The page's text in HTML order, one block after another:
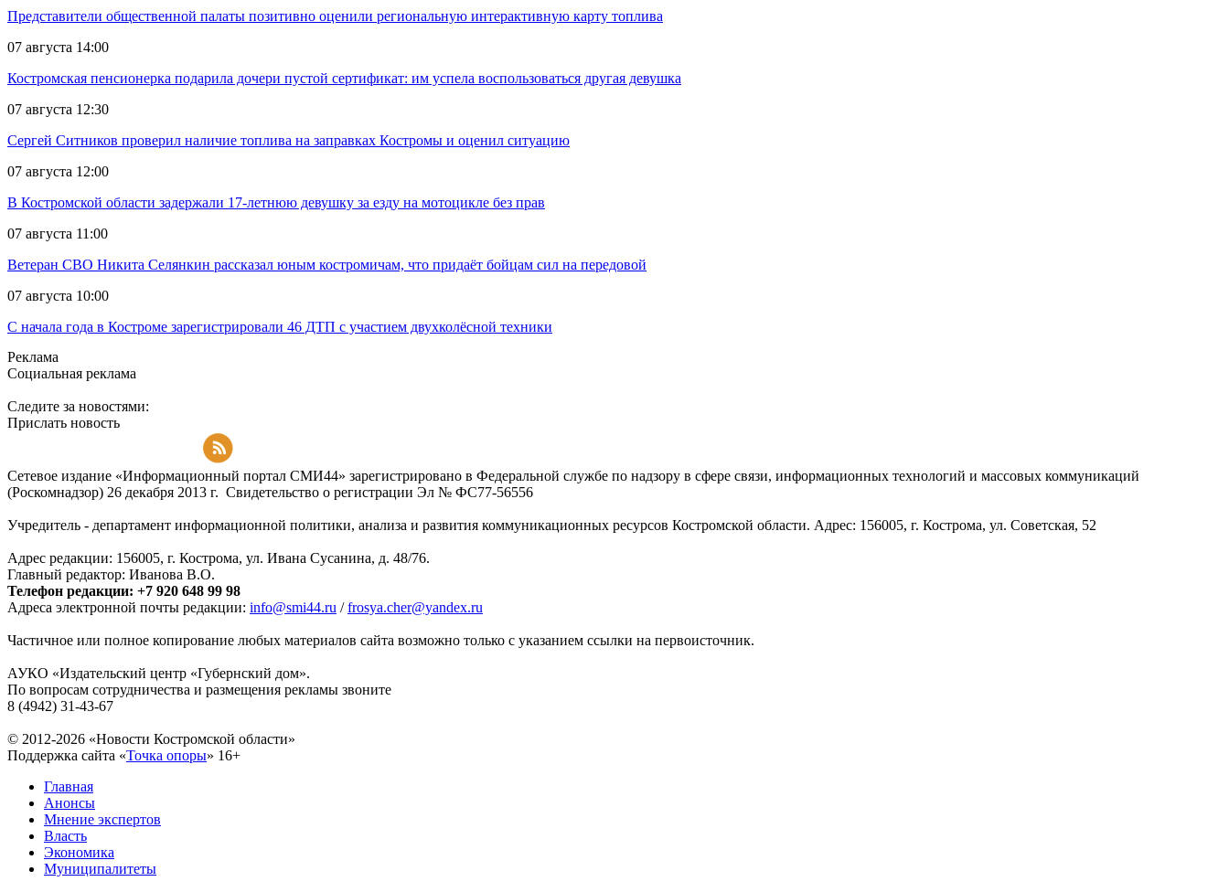
Представители общественной палаты позитивно оценили региональную интерактивную карту топлива
07 августа 14:00
Костромская пенсионерка подарила дочери пустой сертификат: им успела воспользоваться другая девушка
07 августа 12:30
Сергей Ситников проверил наличие топлива на заправках Костромы и оценил ситуацию
07 августа 12:00
В Костромской области задержали 17-летнюю девушку за езду на мотоцикле без прав
07 августа 11:00
Ветеран СВО Никита Селянкин рассказал юным костромичам, что придаёт бойцам сил на передовой
07 августа 10:00
С начала года в Костроме зарегистрировали 46 ДТП с участием двухколёсной техники
Реклама
Социальная реклама
Следите за новостями:
Прислать новость
Сетевое издание «Информационный портал СМИ44» зарегистрировано в Федеральной службе по надзору в сфере связи, информационных технологий и массовых коммуникаций
(Роскомнадзор) 26 декабря 2013 г. Свидетельство о регистрации Эл № ФC77-56556
Учредитель - департамент информационной политики, анализа и развития коммуникационных ресурсов Костромской области. Адрес: 156005, г. Кострома, ул. Советская, 52
Адрес редакции: 156005, г. Кострома, ул. Ивана Сусанина, д. 48/76.
Главный редактор: Иванова В.О.
Телефон редакции: +7 920 648 99 98
Адреса электронной почты редакции: info@smi44.ru /frosya.cher@yandex.ru
Частичное или полное копирование любых материалов сайта возможно только с указанием ссылки на первоисточник.
АУКО «Издательский центр «Губернский дом».
По вопросам сотрудничества и размещения рекламы звоните
8 (4942) 31-43-67
© 2012-2026 «Новости Костромской области»
Поддержка сайта «Точка опоры» 16+
Главная
Анонсы
Мнение экспертов
Власть
Экономика
Муниципалитеты